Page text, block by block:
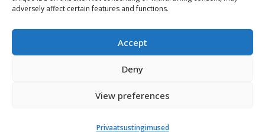
adversely affect certain features and functions.
Accept
Deny
View preferences
Privaatsustingimused
Visit Tallinn
Ammattilaisille
Harju-, Rapla- & Läänemaa DMO